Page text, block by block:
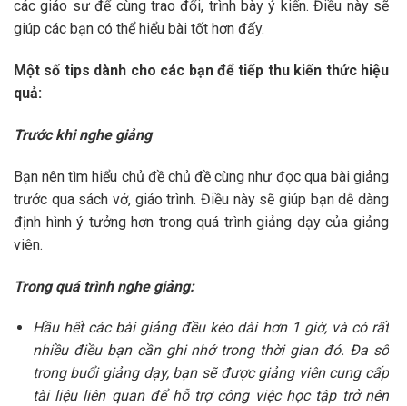
các giáo sư để cùng trao đổi, trình bày ý kiến. Điều này sẽ
giúp các bạn có thể hiểu bài tốt hơn đấy.
Một số tips dành cho các bạn để tiếp thu kiến thức hiệu
quả:
Trước khi nghe giảng
Bạn nên tìm hiểu chủ đề chủ đề cùng như đọc qua bài giảng
trước qua sách vở, giáo trình. Điều này sẽ giúp bạn dễ dàng
định hình ý tưởng hơn trong quá trình giảng dạy của giảng
viên.
Trong quá trình nghe giảng:
Hầu hết các bài giảng đều kéo dài hơn 1 giờ, và có rất
nhiều điều bạn cần ghi nhớ trong thời gian đó. Đa số
trong buổi giảng dạy, bạn sẽ được giảng viên cung cấp
tài liệu liên quan để hỗ trợ công việc học tập trở nên